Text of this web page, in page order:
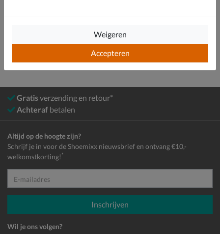
Veterschoenen
Gratisverzending en retour*
Achteraf betalen
Altijd op de hoogte zijn?
Schrijf je in voor de Shoemixx nieuwsbrief en ontvang €10,-
welkomstkorting! *
E-mailadres
Inschrijven
Wil je ons volgen?
Accepteren
Weigeren